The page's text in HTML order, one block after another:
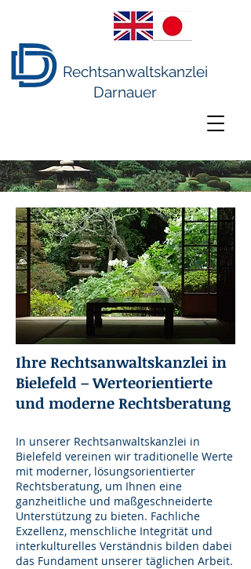
Rechtsanwaltskanzlei
Darnauer
Ihre Rechtsanwaltskanzlei in
Bielefeld – Werteorientierte
und moderne Rechtsberatung
In unserer Rechtsanwaltskanzlei in
Bielefeld vereinen wir traditionelle Werte
mit moderner, lösungsorientierter
Rechtsberatung, um Ihnen eine
ganzheitliche und maßgeschneiderte
Unterstützung zu bieten. Fachliche
Exzellenz, menschliche Integrität und
interkulturelles Verständnis bilden dabei
das Fundament unserer täglichen Arbeit.